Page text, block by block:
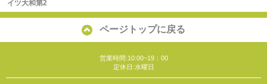
イツ大和第2
ページトップに戻る
営業時間:10:00~19：00
定休日:水曜日